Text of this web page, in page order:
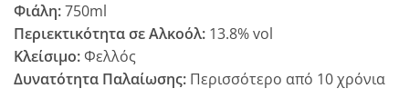
Φιάλη:750ml
Περιεκτικότητα σε Αλκοόλ: 13.8% vol
Κλείσιμο:Φελλός
Δυνατότητα Παλαίωσης: Περισσότερο από 10 χρόνια